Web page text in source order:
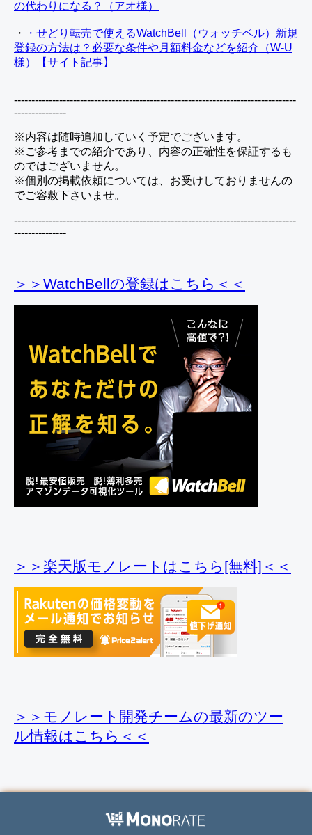
の代わりになる？（アオ様）
・
・せどり転売で使えるWatchBell（ウォッチベル）新規
登録の方法は？必要な条件や月額料金などを紹介（W-U
様）【サイト記事】
---------------------------------------------------------------------------------
---------------
※内容は随時追加していく予定でございます。
※ご参考までの紹介であり、内容の正確性を保証するも
のではございません。
※個別の掲載依頼については、お受けしておりませんの
でご容赦下さいませ。
---------------------------------------------------------------------------------
---------------
＞＞WatchBellの登録はこちら＜＜
＞＞楽天版モノレートはこちら[無料]＜＜
＞＞モノレート開発チームの最新のツー
ル情報はこちら＜＜